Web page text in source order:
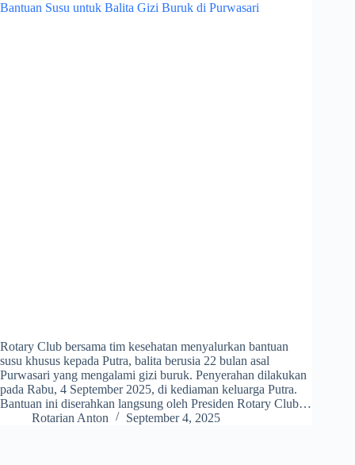
Bantuan Susu untuk Balita Gizi Buruk di Purwasari
Rotary Club bersama tim kesehatan menyalurkan bantuan
susu khusus kepada Putra, balita berusia 22 bulan asal
Purwasari yang mengalami gizi buruk. Penyerahan dilakukan
pada Rabu, 4 September 2025, di kediaman keluarga Putra.
Bantuan ini diserahkan langsung oleh Presiden Rotary Club…
Rotarian Anton
September 4, 2025